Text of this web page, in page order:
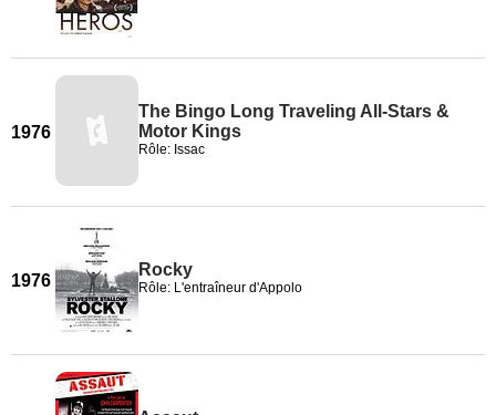
1976
The Bingo Long Traveling All-Stars &
Motor Kings
Rôle: Issac
1976
Rocky
Rôle: L'entraîneur d'Appolo